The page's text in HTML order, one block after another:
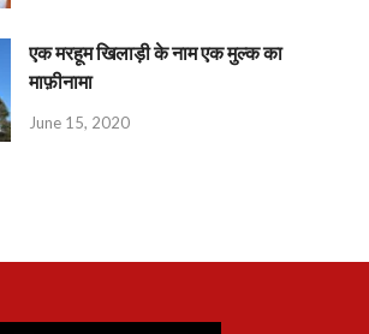
एक मरहूम खिलाड़ी के नाम एक मुल्क का
माफ़ीनामा
June 15, 2020